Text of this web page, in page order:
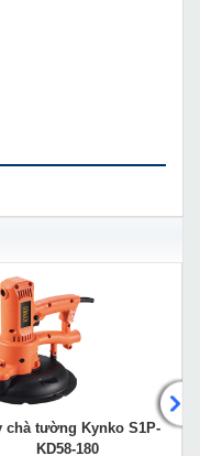
chà tường Kynko S1P-
KD58-180